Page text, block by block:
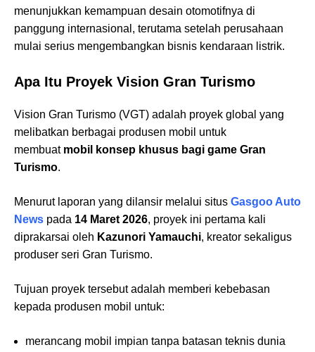
menunjukkan kemampuan desain otomotifnya di
panggung internasional, terutama setelah perusahaan
mulai serius mengembangkan bisnis kendaraan listrik.
Apa Itu Proyek Vision Gran Turismo
Vision Gran Turismo (VGT) adalah proyek global yang
melibatkan berbagai produsen mobil untuk
membuat mobil konsep khusus bagi game Gran
Turismo.
Menurut laporan yang dilansir melalui situs Gasgoo Auto
News pada 14 Maret 2026, proyek ini pertama kali
diprakarsai oleh Kazunori Yamauchi, kreator sekaligus
produser seri Gran Turismo.
Tujuan proyek tersebut adalah memberi kebebasan
kepada produsen mobil untuk:
merancang mobil impian tanpa batasan teknis dunia